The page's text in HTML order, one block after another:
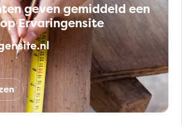
geven gemiddeld een
Ervaringensite